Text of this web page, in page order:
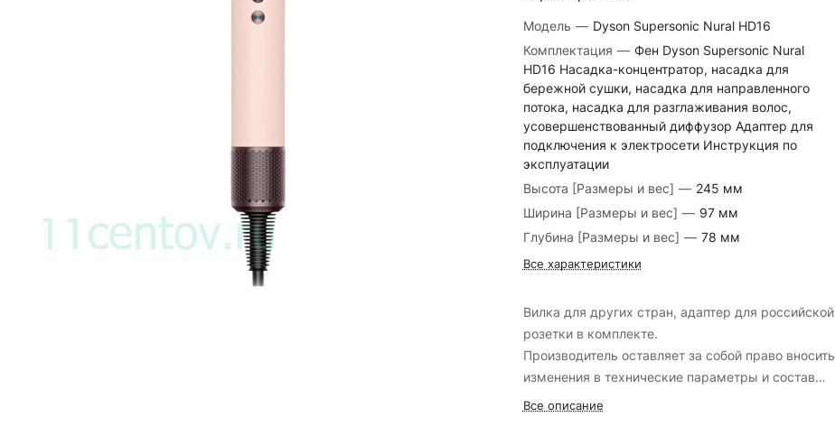
Модель — Dyson Supersonic Nural HD16
Комплектация — Фен Dyson Supersonic Nural
HD16 Насадка-концентратор, насадка для
бережной сушки, насадка для направленного
потока, насадка для разглаживания волос,
усовершенствованный диффузор Адаптер для
подключения к электросети Инструкция по
эксплуатации
Высота [Размеры и вес] — 245 мм
Ширина [Размеры и вес] — 97 мм
Глубина [Размеры и вес] — 78 мм
Все характеристики
Вилка для других стран, адаптер для российской
розетки в комплекте.
Производитель оставляет за собой право вносить
изменения в технические параметры и состав
комплекта поставки продукции без
Все описание